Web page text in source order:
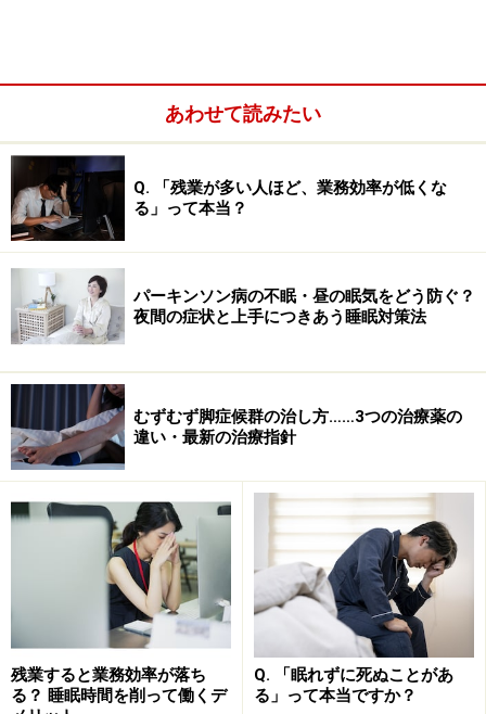
ある場合には、徹夜して備えることがよくあります。
無理をして早い時刻に起きると、頭痛や頭が重い、食欲
がない、疲れやすい、集中できない、眠いなどの症状が
現れます。しかし、これらは午前中だけのことが多く、
普通は昼過ぎにはなくなり、夕方近くなると逆に調子が
出てきます。朝の体調不良が続くと、自信がなくなる、
気持ちが落ち込む、ヤル気がなくなるなどの、抑うつ状
態になることもあります。
あわせて読みたい
Q. 「残業が多い人ほど、業務効率が低くな
る」って本当？
パーキンソン病の不眠・昼の眠気をどう防ぐ？
夜間の症状と上手につきあう睡眠対策法
むずむず脚症候群の治し方……3つの治療薬の
違い・最新の治療指針
残業すると業務効率が落ち
る？ 睡眠時間を削って働くデ
Q. 「眠れずに死ぬことがあ
る」って本当ですか？